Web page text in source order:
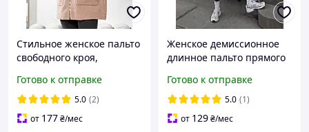
Стильное женское пальто
свободного кроя,
(размеры 48-50, 52-54, 56-
58)
Готово к отправке
5.0 (2)
от 177₴/мес
Женское демиссионное
длинное пальто прямого
46-48 размера с
замерами
Готово к отправке
5.0 (1)
от 129₴/мес